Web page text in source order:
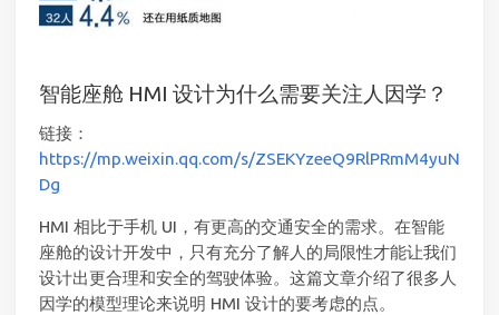
智能座舱 HMI 设计为什么需要关注人因学？
链接：
https://mp.weixin.qq.com/s/ZSEKYzeeQ9RlPRmM4yuN
Dg
HMI 相比于手机 UI，有更高的交通安全的需求。在智能
座舱的设计开发中，只有充分了解人的局限性才能让我们
设计出更合理和安全的驾驶体验。这篇文章介绍了很多人
因学的模型理论来说明 HMI 设计的要考虑的点。